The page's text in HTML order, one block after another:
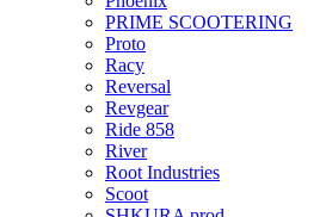
PRIME SCOOTERING
Proto
Racy
Reversal
Revgear
Ride 858
River
Root Industries
Scoot